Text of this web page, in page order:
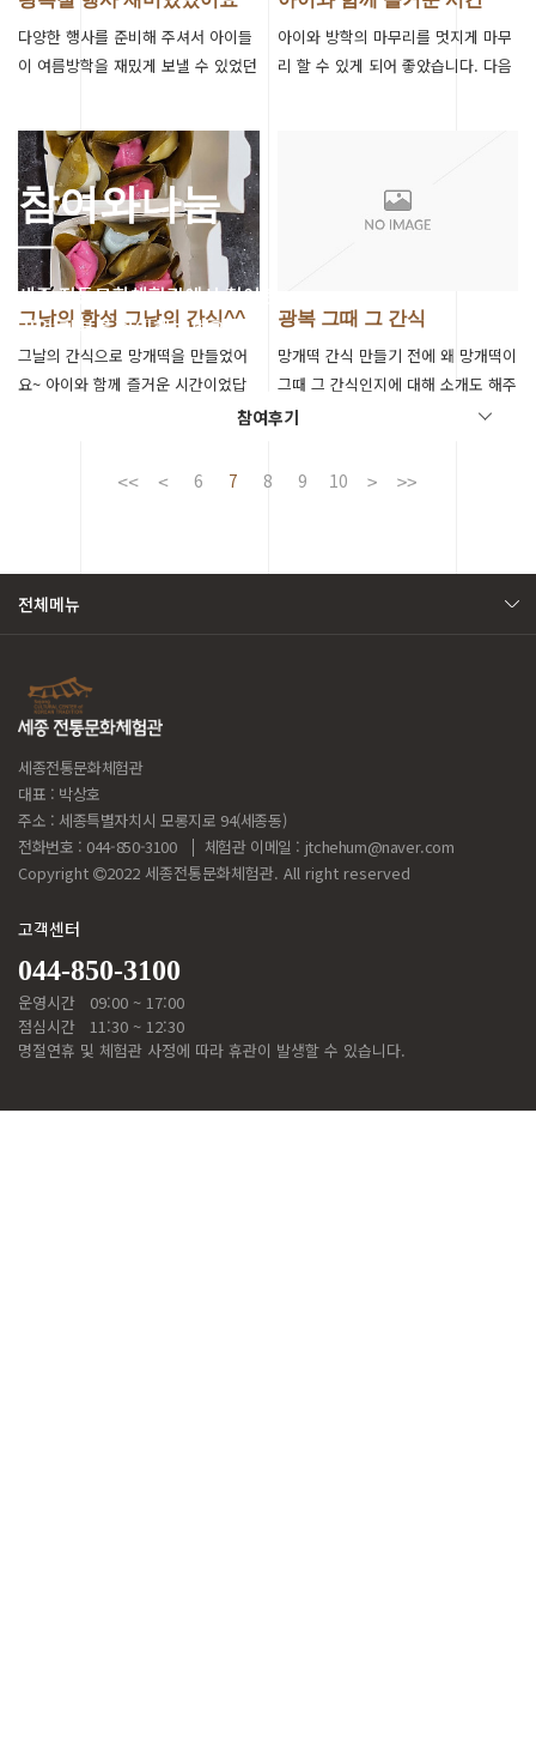
참여와나눔
세종 전통문화체험관에서 참여한
리얼 리뷰를 확인해보세요.
참여후기
다양한 행사를 준비해 주셔서 아이들
이 여름방학을 재밌게 보낼 수 있었던
아이와 방학의 마무리를 멋지게 마무
리 할 수 있게 되어 좋았습니다. 다음
그날의 함성 그날의 간식^^
그날의 간식으로 망개떡을 만들었어
요~ 아이와 함께 즐거운 시간이었답
광복 그때 그 간식
망개떡 간식 만들기 전에 왜 망개떡이
그때 그 간식인지에 대해 소개도 해주
시고 아이들과 광복절에 대해 뜻 깊은
6 7 8 9 10
전체메뉴
세종전통문화체험관
대표 : 박상호
주소 : 세종특별자치시 모롱지로 94(세종동)
전화번호 : 044-850-3100
체험관 이메일 : jtchehum@naver.com
Copyright
2022 세종전통문화체험관. All right reserved
고객센터
044-850-3100
운영시간
09:00 ~ 17:00
점심시간
11:30 ~ 12:30
명절연휴 및 체험관 사정에 따라 휴관이 발생할 수 있습니다.